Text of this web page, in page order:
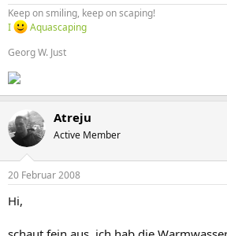
Keep on smiling, keep on scaping!
I
Aquascaping
Georg W. Just
Atreju
Active Member
20 Februar 2008
Hi,